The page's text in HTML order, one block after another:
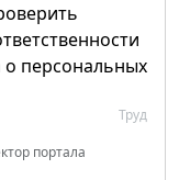
о персональных
Труд
портала